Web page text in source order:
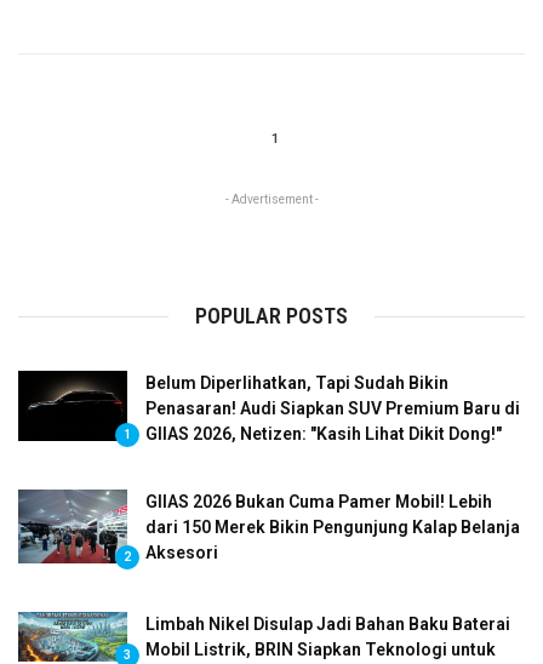
1
- Advertisement -
POPULAR POSTS
1
Belum Diperlihatkan, Tapi Sudah Bikin
Penasaran! Audi Siapkan SUV Premium Baru di
GIIAS 2026, Netizen: "Kasih Lihat Dikit Dong!"
2
GIIAS 2026 Bukan Cuma Pamer Mobil! Lebih
dari 150 Merek Bikin Pengunjung Kalap Belanja
Aksesori
3
Limbah Nikel Disulap Jadi Bahan Baku Baterai
Mobil Listrik, BRIN Siapkan Teknologi untuk